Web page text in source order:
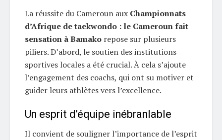
La réussite du Cameroun aux Championnats
d’Afrique de taekwondo : le Cameroun fait
sensation à Bamako repose sur plusieurs
piliers. D’abord, le soutien des institutions
sportives locales a été crucial. À cela s’ajoute
l’engagement des coachs, qui ont su motiver et
guider leurs athlètes vers l’excellence.
Un esprit d’équipe inébranlable
Il convient de souligner l’importance de l’esprit